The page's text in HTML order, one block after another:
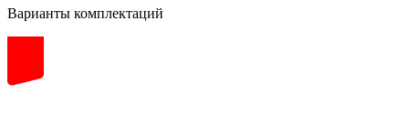
Варианты комплектаций